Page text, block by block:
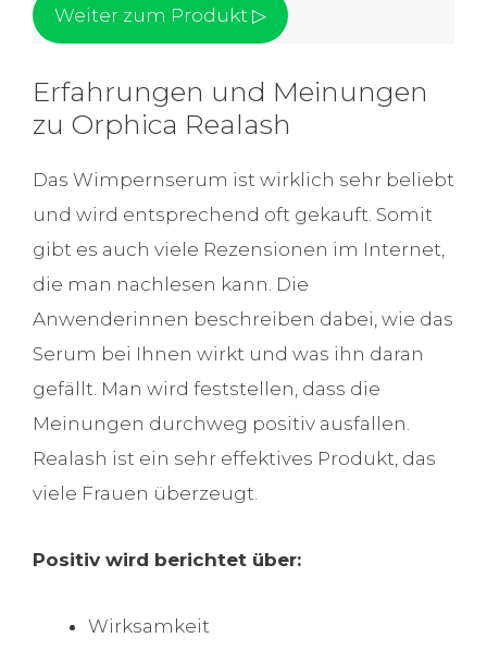
Weiter zum Produkt ▷
Erfahrungen und Meinungen
zu Orphica Realash
Das Wimpernserum ist wirklich sehr beliebt
und wird entsprechend oft gekauft. Somit
gibt es auch viele Rezensionen im Internet,
die man nachlesen kann. Die
Anwenderinnen beschreiben dabei, wie das
Serum bei Ihnen wirkt und was ihn daran
gefällt. Man wird feststellen, dass die
Meinungen durchweg positiv ausfallen.
Realash ist ein sehr effektives Produkt, das
viele Frauen überzeugt.
Positiv wird berichtet über:
Wirksamkeit